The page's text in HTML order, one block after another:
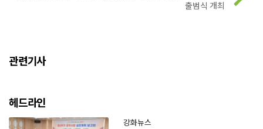
출범식 개최
관련기사
헤드라인
강화뉴스